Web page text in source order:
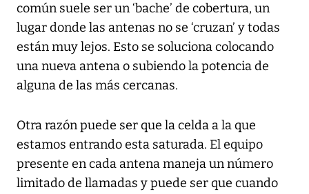
común suele ser un ‘bache’ de cobertura, un
lugar donde las antenas no se ‘cruzan’ y todas
están muy lejos. Esto se soluciona colocando
una nueva antena o subiendo la potencia de
alguna de las más cercanas.
Otra razón puede ser que la celda a la que
estamos entrando esta saturada. El equipo
presente en cada antena maneja un número
limitado de llamadas y puede ser que cuando